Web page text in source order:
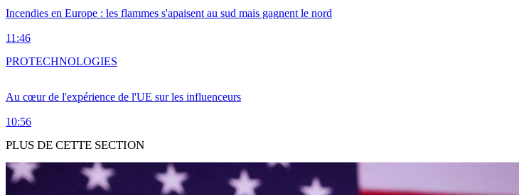
Incendies en Europe : les flammes s'apaisent au sud mais gagnent le nord
11:46
Au cœur de l'expérience de l'UE sur les influenceurs
10:56
PROTECHNOLOGIES
PLUS DE CETTE SECTION